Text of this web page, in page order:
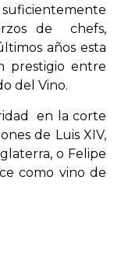
de
chefs,
años esta
prestigio entre
del Vino.
en la corte
de Luis XIV,
o Felipe
como vino de